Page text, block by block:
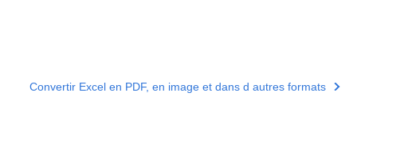
Convertir Excel en PDF, en image et dans d autres formats